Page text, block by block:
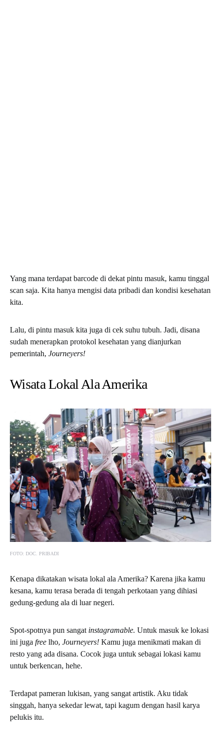
Yang mana terdapat barcode di dekat pintu masuk, kamu tinggal
scan saja. Kita hanya mengisi data pribadi dan kondisi kesehatan
kita.
Lalu, di pintu masuk kita juga di cek suhu tubuh. Jadi, disana
sudah menerapkan protokol kesehatan yang dianjurkan
pemerintah, Journeyers!
Wisata Lokal Ala Amerika
FOTO: DOC. PRIBADI
Kenapa dikatakan wisata lokal ala Amerika? Karena jika kamu
kesana, kamu terasa berada di tengah perkotaan yang dihiasi
gedung-gedung ala di luar negeri.
Spot-spotnya pun sangat instagramable. Untuk masuk ke lokasi
ini juga free lho, Journeyers! Kamu juga menikmati makan di
resto yang ada disana. Cocok juga untuk sebagai lokasi kamu
untuk berkencan, hehe.
Terdapat pameran lukisan, yang sangat artistik. Aku tidak
singgah, hanya sekedar lewat, tapi kagum dengan hasil karya
pelukis itu.